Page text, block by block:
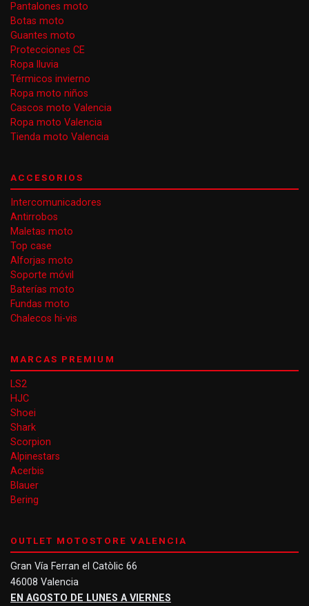
Pantalones moto
Botas moto
Guantes moto
Protecciones CE
Ropa lluvia
Térmicos invierno
Ropa moto niños
Cascos moto Valencia
Ropa moto Valencia
Tienda moto Valencia
ACCESORIOS
Intercomunicadores
Antirrobos
Maletas moto
Top case
Alforjas moto
Soporte móvil
Baterías moto
Fundas moto
Chalecos hi-vis
MARCAS PREMIUM
LS2
HJC
Shoei
Shark
Scorpion
Alpinestars
Acerbis
Blauer
Bering
OUTLET MOTOSTORE VALENCIA
Gran Vía Ferran el Catòlic 66
46008 Valencia
EN AGOSTO DE LUNES A VIERNES